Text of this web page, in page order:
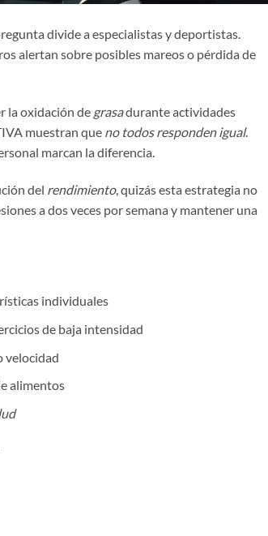
divide a especialistas y deportistas.
alertan sobre posibles mareos o pérdida de
la oxidación de grasadurante actividades
muestran que no todos responden igual.
marcan la diferencia.
del rendimiento, quizás esta estrategia no
a dos veces por semana y mantener una
individuales
de baja intensidad
velocidad
alimentos